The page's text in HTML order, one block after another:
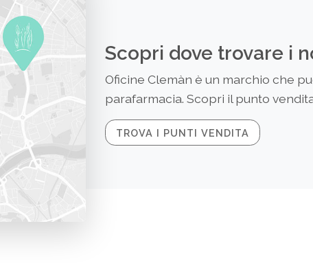
Scopri dove trovare i
Oficine Clemàn è un marchio che
parafarmacia. Scopri il punto
TROVA I PUNTI VENDITA